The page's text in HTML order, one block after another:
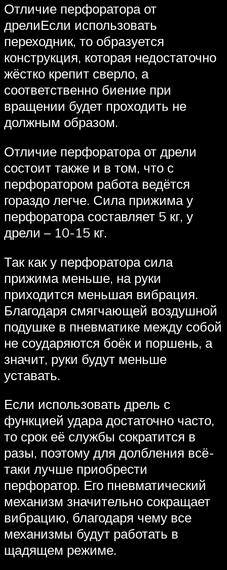
Отличие перфоратора от
дрелиЕсли использовать
переходник, то образуется
конструкция, которая недостаточно
жёстко крепит сверло, а
соответственно биение при
вращении будет проходить не
должным образом.
Отличие перфоратора от дрели
состоит также и в том, что с
перфоратором работа ведётся
гораздо легче. Сила прижима у
перфоратора составляет 5 кг, у
дрели – 10-15 кг.
Так как у перфоратора сила
прижима меньше, на руки
приходится меньшая вибрация.
Благодаря смягчающей воздушной
подушке в пневматике между собой
не соударяются боёк и поршень, а
значит, руки будут меньше
уставать.
Если использовать дрель с
функцией удара достаточно часто,
то срок её службы сократится в
разы, поэтому для долбления всё-
таки лучше приобрести
перфоратор. Его пневматический
механизм значительно сокращает
вибрацию, благодаря чему все
механизмы будут работать в
щадящем режиме.